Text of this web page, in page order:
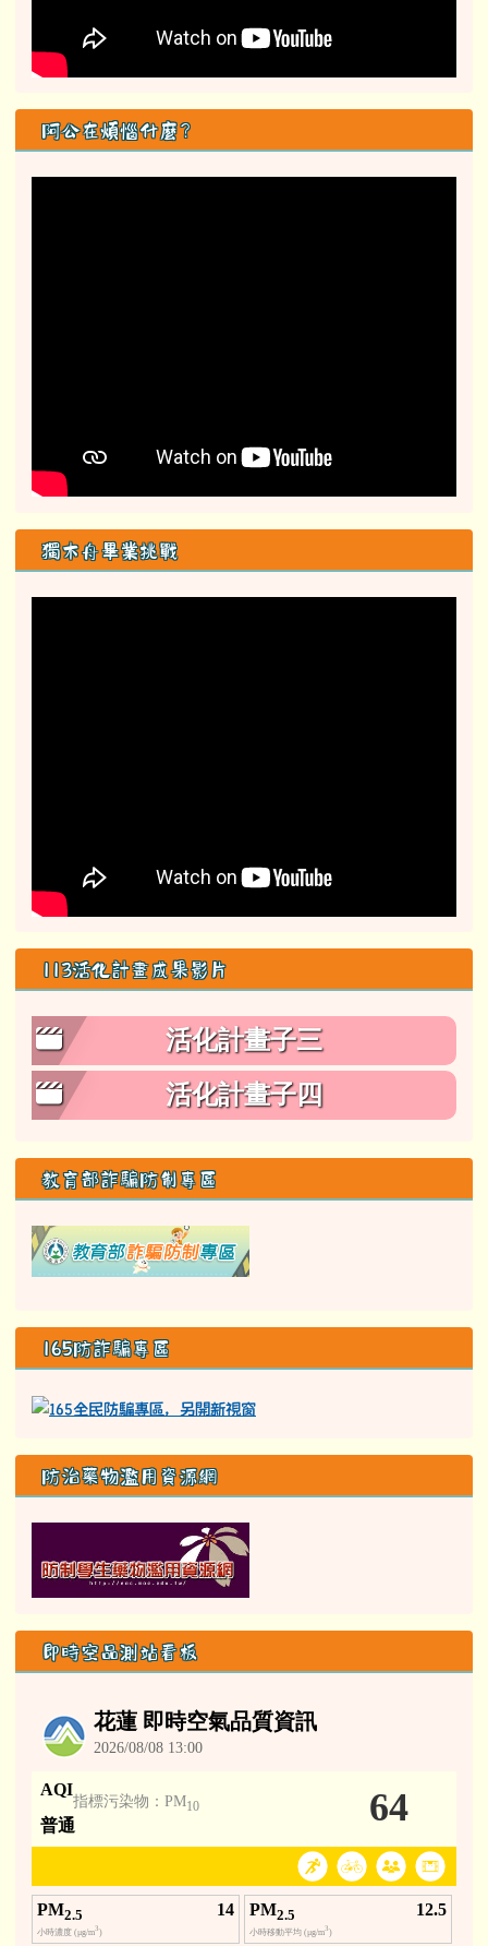
阿公在煩惱什麼？
獨木舟畢業挑戰
113活化計畫成果影片
活化計畫子三
活化計畫子四
教育部詐騙防制專區
165防詐騙專區
防治藥物濫用資源網
即時空品測站看板